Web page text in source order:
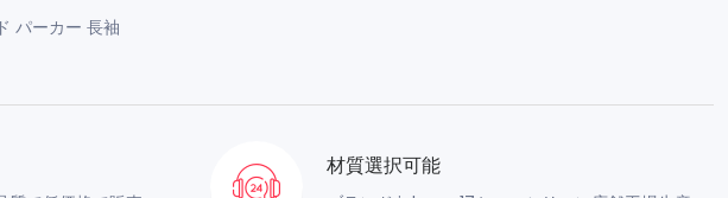
パーカー 長袖
材質選択可能